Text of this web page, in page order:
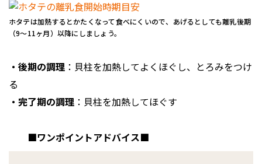
ホタテは加熱するとかたくなって食べにくいので、あげるとしても離乳後期
（9〜11ヶ月）以降にしましょう。
・後期の調理 ：貝柱を加熱してよくほぐし、とろみをつけ
る
・完了期の調理 ：貝柱を加熱してほぐす
■ワンポイントアドバイス■